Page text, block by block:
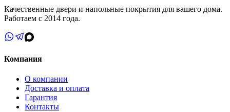
Качественные двери и напольные покрытия для вашего дома.
Работаем с 2014 года.
Компания
О компании
Доставка и оплата
Гарантия
Контакты